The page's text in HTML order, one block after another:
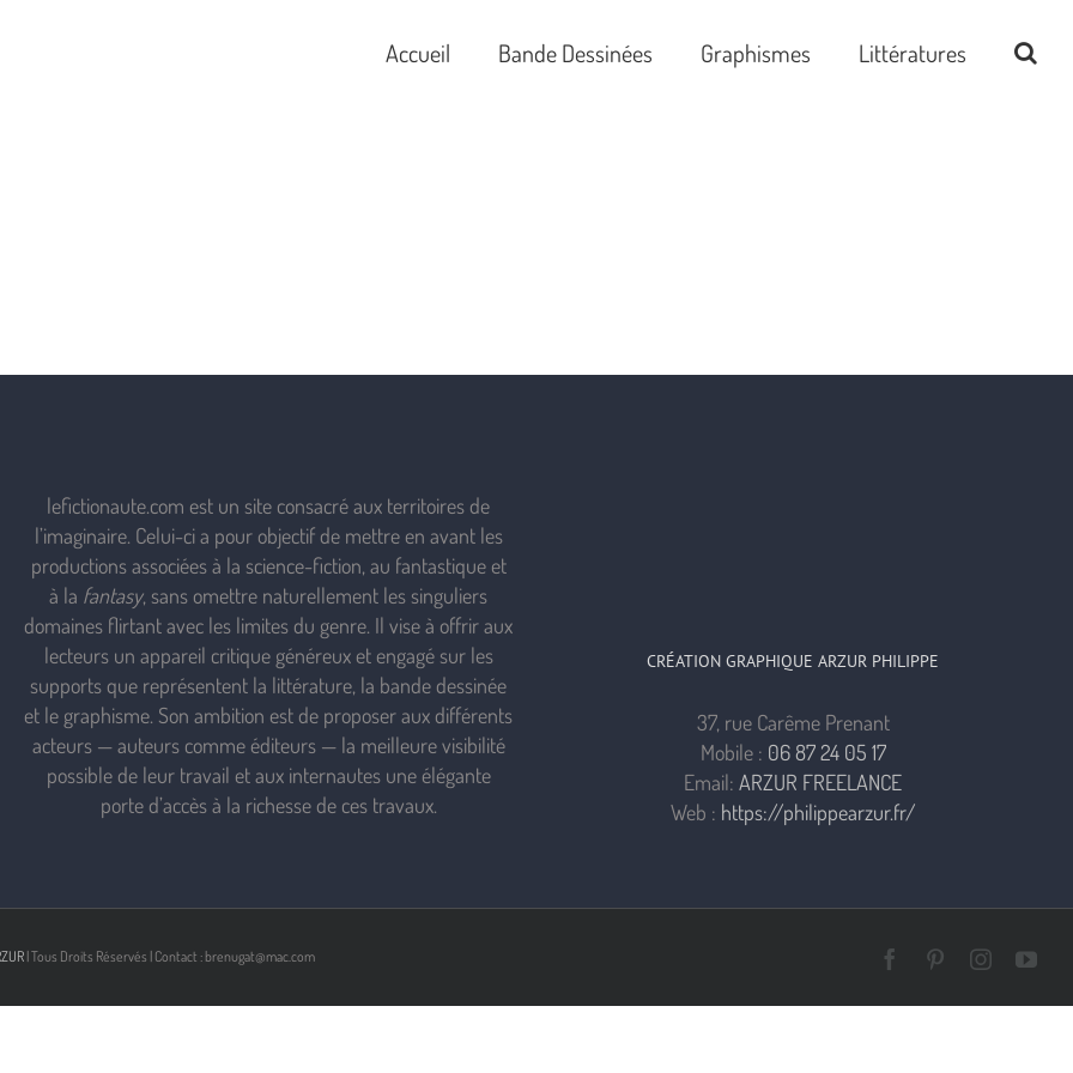
Accueil Bande Dessinées Graphismes Littératures
lefictionaute.com est un site consacré aux territoires de
l’imaginaire. Celui-ci a pour objectif de mettre en avant les
productions associées à la science-fiction, au fantastique et
à la fantasy, sans omettre naturellement les singuliers
domaines flirtant avec les limites du genre. Il vise à offrir aux
lecteurs un appareil critique généreux et engagé sur les
supports que représentent la littérature, la bande dessinée
et le graphisme. Son ambition est de proposer aux différents
acteurs — auteurs comme éditeurs — la meilleure visibilité
possible de leur travail et aux internautes une élégante
porte d’accès à la richesse de ces travaux.
CRÉATION GRAPHIQUE ARZUR PHILIPPE
37, rue Carême Prenant
Mobile : 06 87 24 05 17
Email: ARZUR FREELANCE
Web : https://philippearzur.fr/
| Tous Droits Réservés | Contact : brenugat@mac.com FacebookPinterest